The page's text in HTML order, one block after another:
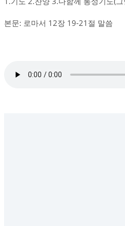
본문: 로마서 12장 19-21절 말씀